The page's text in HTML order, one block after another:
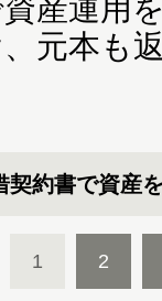
産運用
元本も
契約書で資産
1 2